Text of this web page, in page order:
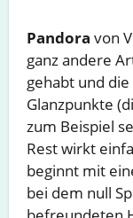
Pandora von
ganz andere
gehabt und
Glanzpunkte
zum Beispiel
Rest wirkt
beginnt mit
bei dem null